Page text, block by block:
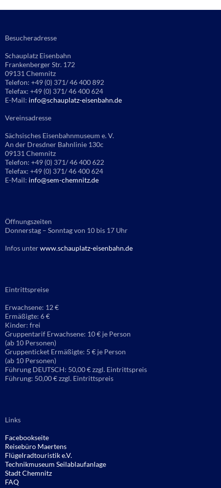
Besucheradresse
Schauplatz Eisenbahn
Frankenberger Str. 172
09131 Chemnitz
Telefon: +49 (0) 371/ 46 400 892
Telefax: +49 (0) 371/ 46 400 624
E-Mail: info@schauplatz-eisenbahn.de
Vereinsadresse
Sächsisches Eisenbahnmuseum e. V.
An der Dresdner Bahnlinie 130c
09131 Chemnitz
Telefon: +49 (0) 371/ 46 400 622
Telefax: +49 (0) 371/ 46 400 624
E-Mail: info@sem-chemnitz.de
Öffnungszeiten
Donnerstag – Sonntag von 10 bis 17 Uhr
Infos unterwww.schauplatz-eisenbahn.de
Eintrittspreise
Erwachsene: 12 €
Ermäßigte: 6 €
Kinder: frei
Gruppentarif Erwachsene: 10 € je Person
(ab 10 Personen)
Gruppenticket Ermäßigte: 5 € je Person
(ab 10 Personen)
Führung DEUTSCH: 50,00 € zzgl. Eintrittspreis
Führung: 50,00 € zzgl. Eintrittspreis
Links
Facebookseite
Reisebüro Maertens
Flügelradtouristik e.V.
Technikmuseum Seilablaufanlage
Stadt Chemnitz
FAQ